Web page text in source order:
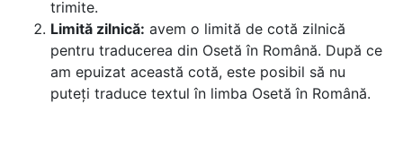
trimite.
Limită zilnică: avem o limită de cotă zilnică
pentru traducerea din Osetă în Română. După ce
am epuizat această cotă, este posibil să nu
puteți traduce textul în limba Osetă în Română.